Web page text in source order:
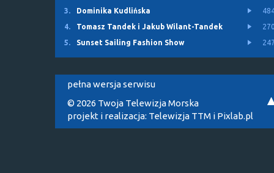
3.
Dominika Kudlińska
4.
Tomasz Tandek i Jakub Wilant-Tandek
5.
Sunset Sailing Fashion Show
pełna wersja serwisu
© 2026 Twoja Telewizja Morska
projekt i realizacja: Telewizja TTM i Pixlab.pl